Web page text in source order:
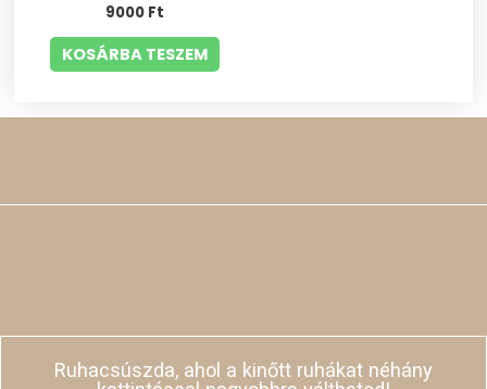
9000 Ft
KOSÁRBA TESZEM
Ruhacsúszda, ahol a kinőtt ruhákat néhány